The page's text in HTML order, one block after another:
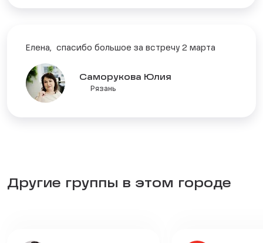
Елена, спасибо большое за встречу 2 марта
Саморукова Юлия
Рязань
Другие группы в этом городе